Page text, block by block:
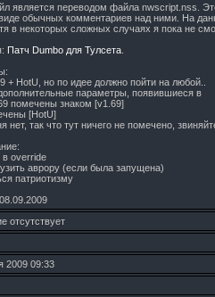
является переводом файла nwscript.nss.
обычных комментариев над ними. На
в некоторых сложных случаях я пока не
Патч Dumbo для Тулсета
+ HotU, но по идее должно пойти на любой..
параметры, появившиеся в
помечены знаком [v1.69]
[HotU]
нет, так что тут ничего не помечено,
в override
аврору (если была запущена)
патриотизму
отсутствует
2009 09:33